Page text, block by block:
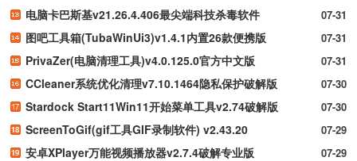
07-31
电脑卡巴斯基v21.26.4.406最尖端科技杀毒软件
07-31
图吧工具箱(TubaWinUi3)v1.4.1内置26款便携版
07-31
PrivaZer(电脑清理工具)v4.0.125.0官方中文版
07-30
CCleaner系统优化清理v7.10.1464隐私保护破解版
07-30
Stardock Start11Win11开始菜单工具v2.74破解版
07-29
ScreenToGif(gif工具GIF录制软件) v2.43.20
07-29
安卓XPlayer万能视频播放器v2.7.4破解专业版